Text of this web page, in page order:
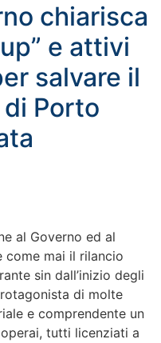
chiarisca
e attivi
salvare il
Porto
al Governo ed al
come mai il rilancio
sin dall’inizio degli
di molte
e comprendente un
tutti licenziati a